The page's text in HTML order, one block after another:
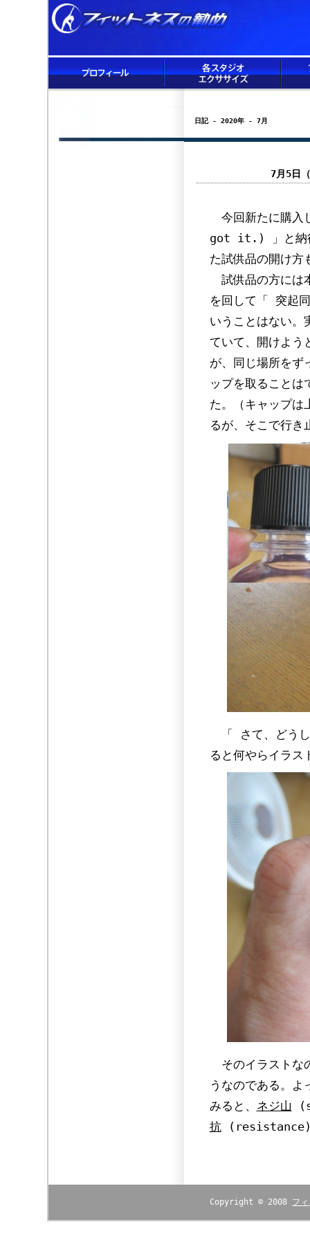
日記 - 2020年 - 7月
7月5日
今回新たに購入
got it.) 」と納得
た試供品の開け方
試供品の方には
を回して「 突起
いうことはない。
ていて、開けよう
が、同じ場所をず
ップを取ること
た。（キャップは
るが、そこで行き
「 さて、どうし
ると何やらイラス
そのイラストな
うなのである。よ
みると、 ネジ山
抗(resistance)
Copyright © 2008 フ